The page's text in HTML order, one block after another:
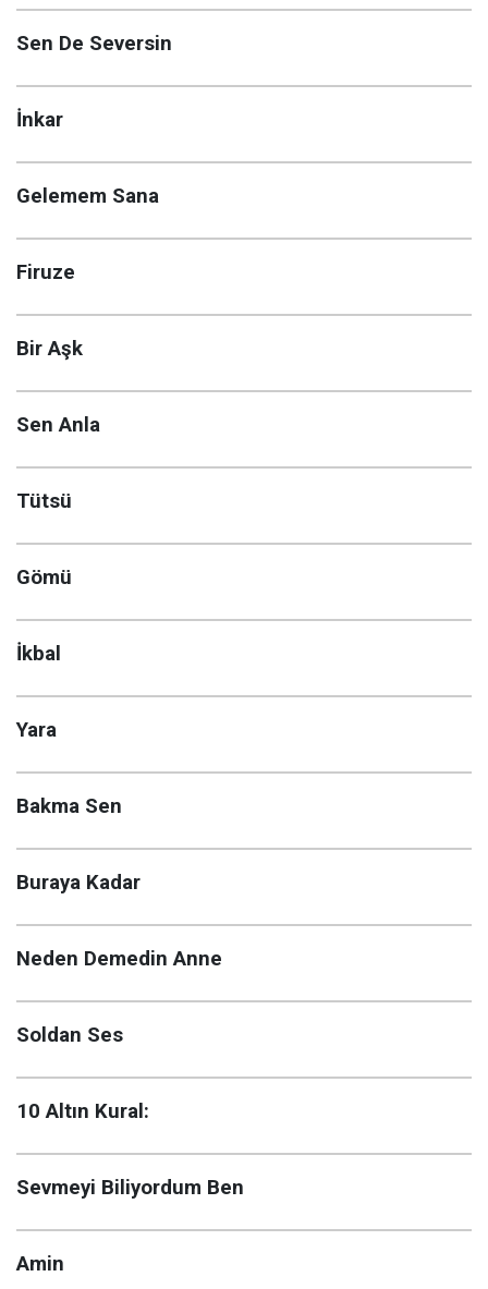
Sen De Seversin
İnkar
Gelemem Sana
Firuze
Bir Aşk
Sen Anla
Tütsü
Gömü
İkbal
Yara
Bakma Sen
Buraya Kadar
Neden Demedin Anne
Soldan Ses
10 Altın Kural:
Sevmeyi Biliyordum Ben
Amin